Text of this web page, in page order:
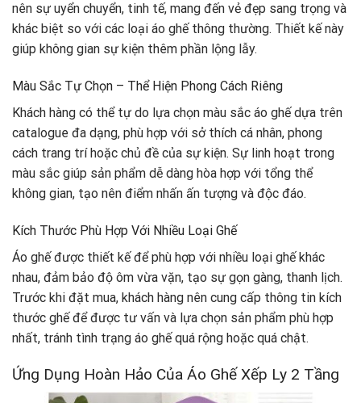
nên sự uyển chuyển, tinh tế, mang đến vẻ đẹp sang trọng và
khác biệt so với các loại áo ghế thông thường. Thiết kế này
giúp không gian sự kiện thêm phần lộng lẫy.
Màu Sắc Tự Chọn – Thể Hiện Phong Cách Riêng
Khách hàng có thể tự do lựa chọn màu sắc áo ghế dựa trên
catalogue đa dạng, phù hợp với sở thích cá nhân, phong
cách trang trí hoặc chủ đề của sự kiện. Sự linh hoạt trong
màu sắc giúp sản phẩm dễ dàng hòa hợp với tổng thể
không gian, tạo nên điểm nhấn ấn tượng và độc đáo.
Kích Thước Phù Hợp Với Nhiều Loại Ghế
Áo ghế được thiết kế để phù hợp với nhiều loại ghế khác
nhau, đảm bảo độ ôm vừa vặn, tạo sự gọn gàng, thanh lịch.
Trước khi đặt mua, khách hàng nên cung cấp thông tin kích
thước ghế để được tư vấn và lựa chọn sản phẩm phù hợp
nhất, tránh tình trạng áo ghế quá rộng hoặc quá chật.
Ứng Dụng Hoàn Hảo Của Áo Ghế Xếp Ly 2 Tầng